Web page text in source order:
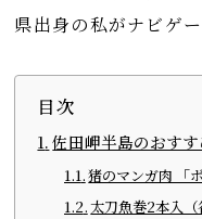
県出身の私がナビゲ
目次
佐田岬半島のおす
猪のマンガ肉 「
太刀魚巻2本入（